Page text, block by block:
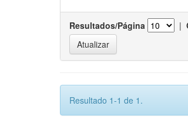
Resultados/Página |
Resultado 1-1 de 1.